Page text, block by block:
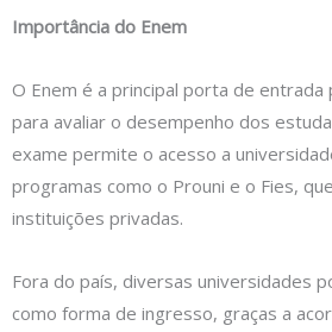
Importância do Enem
O Enem é a principal porta de
para avaliar o desempenho dos
exame permite o acesso a
programas como o Prouni e o Fies,
instituições privadas.
Fora do país, diversas universidades
como forma de ingresso, graças a